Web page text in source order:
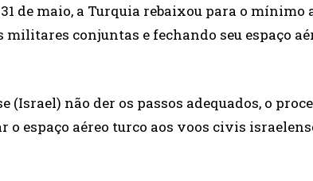
de maio, a Turquia rebaixou para o mínimo
conjuntas e fechando seu espaço
(Israel) não der os passos adequados, o
espaço aéreo turco aos voos civis